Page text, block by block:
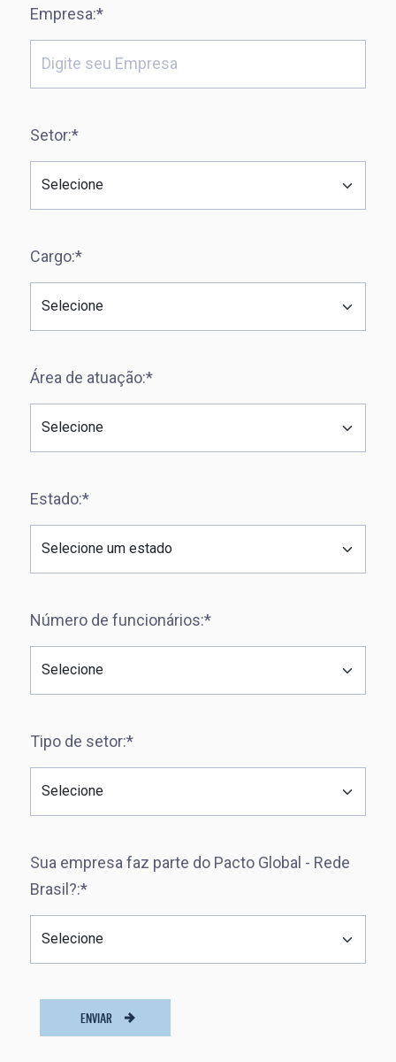
Empresa:*
Setor:*
Cargo:*
Área de atuação:*
Estado:*
Número de funcionários:*
Tipo de setor:*
Sua empresa faz parte do Pacto Global - Rede
Brasil?:*
ENVIAR